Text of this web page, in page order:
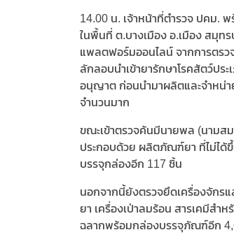
14.00 น. เจ้าหน้าที่ตำรวจ ปคม.
ในพื้นที่ ต.บางเมือง อ.เมือง สมุท
แพลตฟอร์มออนไลน์ จากการตร
ลักลอบนำเข้ายารักษาโรคสัตว์ปร
อนุญาต ก่อนนำมาผลิตและจำหน่า
จำนวนมาก
ขณะเข้าตรวจค้นมีนายพล (นามส
ประกอบด้วย ผลิตภัณฑ์ยา ที่ไม่ได้
บรรจุกล่องอีก 117 ชิ้น
นอกจากนี้ยังตรวจยึดเครื่องจักร
ยา เครื่องเป่าลมร้อน สารเคมีสำ
ฉลากพร้อมกล่องบรรจุภัณฑ์อีก